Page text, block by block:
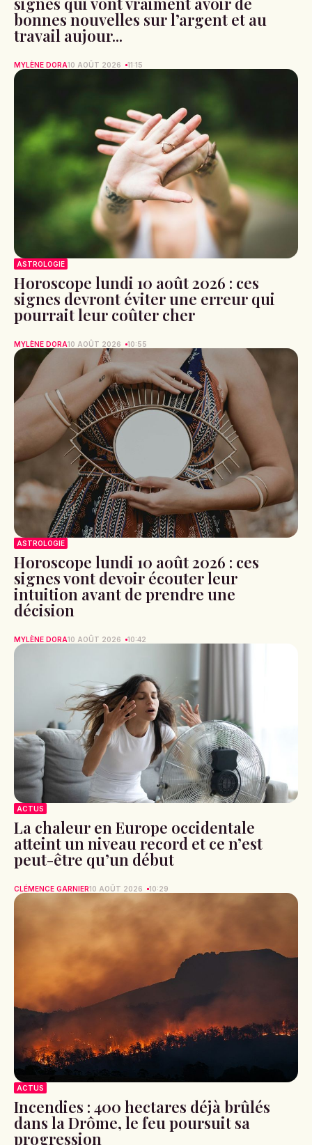
bonnes nouvelles sur l’argent et au
travail aujour...
MYLÈNE DORA10 AOÛT 2026 11:15
ASTROLOGIE
Horoscope lundi 10 août 2026 : ces
signes devront éviter une erreur qui
pourrait leur coûter cher
MYLÈNE DORA10 AOÛT 2026 10:55
ASTROLOGIE
Horoscope lundi 10 août 2026 : ces
signes vont devoir écouter leur
intuition avant de prendre une
décision
MYLÈNE DORA10 AOÛT 2026 10:42
ACTUS
La chaleur en Europe occidentale
atteint un niveau record et ce n’est
peut-être qu’un début
CLÉMENCE GARNIER10 AOÛT 2026 10:29
ACTUS
Incendies : 400 hectares déjà brûlés
dans la Drôme, le feu poursuit sa
progression